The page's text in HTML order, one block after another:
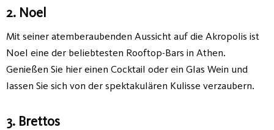
2. Noel
Mit seiner atemberaubenden Aussicht auf die Akropolis ist
Noel eine der beliebtesten Rooftop-Bars in Athen.
Genießen Sie hier einen Cocktail oder ein Glas Wein und
lassen Sie sich von der spektakulären Kulisse verzaubern.
3. Brettos